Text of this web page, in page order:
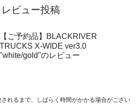
レビュー投稿
【ご予約品】BLACKRIVER
TRUCKS X-WIDE ver3.0
"white/gold"のレビュー
れるまで、しばらく時間がかかる場合がござい